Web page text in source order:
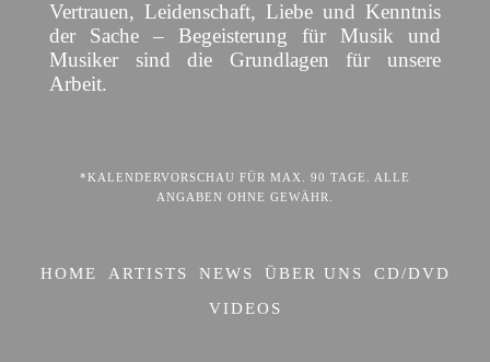
Vertrauen, Leidenschaft, Liebe und Kenntnis
der Sache – Begeisterung für Musik und
Musiker sind die Grundlagen für unsere
Arbeit.
*KALENDERVORSCHAU FÜR MAX. 90 TAGE. ALLE
ANGABEN OHNE GEWÄHR.
HOME ARTISTS NEWS ÜBER UNS
CD/DVD
VIDEOS